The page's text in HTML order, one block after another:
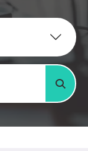
搜寻